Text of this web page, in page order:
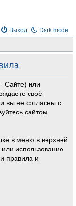
Dark mode
Выход
Сайте) или
своё
вы не согласны с
сайтом
в меню в верхней
использование
правила и